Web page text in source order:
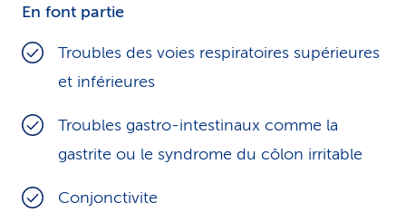
En font partie
Troubles des voies respiratoires supérieures
et inférieures
Troubles gastro-intestinaux comme la
gastrite ou le syndrome du côlon irritable
Conjonctivite